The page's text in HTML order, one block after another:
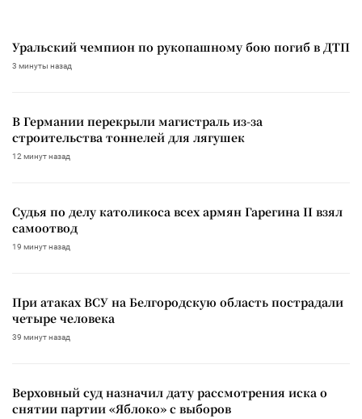
Уральский чемпион по рукопашному бою погиб в ДТП
3 минуты назад
В Германии перекрыли магистраль из-за
строительства тоннелей для лягушек
12 минут назад
Судья по делу католикоса всех армян Гарегина II взял
самоотвод
19 минут назад
При атаках ВСУ на Белгородскую область пострадали
четыре человека
39 минут назад
Верховный суд назначил дату рассмотрения иска о
снятии партии «Яблоко» с выборов